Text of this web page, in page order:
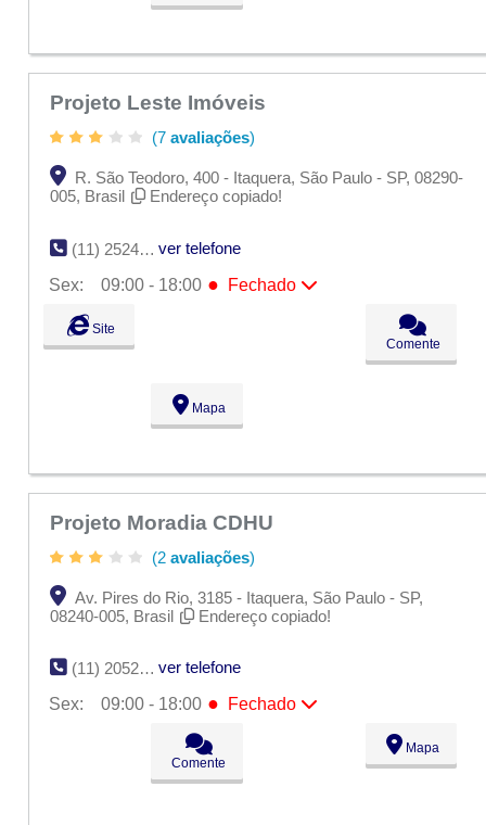
Fechado
Projeto Leste Imóveis
(7 avaliações)
R. São Teodoro, 400 - Itaquera, São Paulo - SP, 08290-
005, Brasil
Endereço copiado!
(11) 2524-8349
ver telefone
Sex:
09:00 - 18:00 ● Fechado
Seg:
Ter:
Qua:
09:00 - 18:00
09:00 - 18:00
Fechado
Fechado
Site
Comente
Mapa
Projeto Moradia CDHU
(2 avaliações)
Av. Pires do Rio, 3185 - Itaquera, São Paulo - SP,
08240-005, Brasil
Endereço copiado!
(11) 2052-7665
ver telefone
Sex:
09:00 - 18:00 ● Fechado
09:00 - 18:00
09:00 - 18:00
09:00 - 18:00
Comente
Mapa